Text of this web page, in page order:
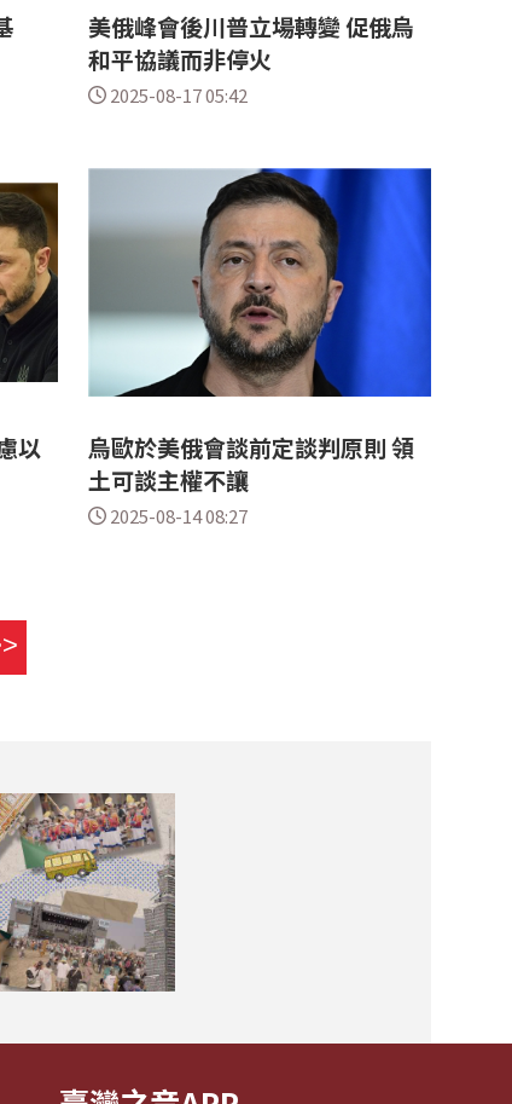
美俄峰會後川普立場轉變 促俄烏
和平協議而非停火
2025-08-17 05:42
以
烏歐於美俄會談前定談判原則 領
土可談主權不讓
2025-08-14 08:27